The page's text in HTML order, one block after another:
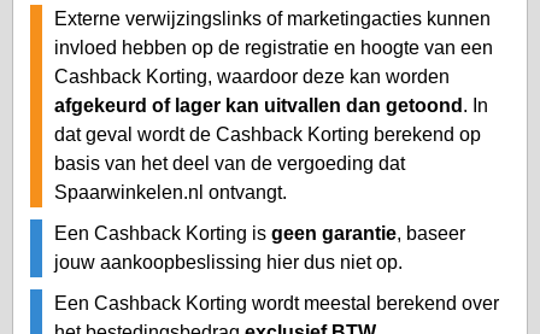
Externe verwijzingslinks of marketingacties kunnen
invloed hebben op de registratie en hoogte van een
Cashback Korting, waardoor deze kan worden
afgekeurd of lager kan uitvallen dan getoond . In
dat geval wordt de Cashback Korting berekend op
basis van het deel van de vergoeding dat
Spaarwinkelen.nl ontvangt.
Een Cashback Korting is geen garantie, baseer
jouw aankoopbeslissing hier dus niet op.
Een Cashback Korting wordt meestal berekend over